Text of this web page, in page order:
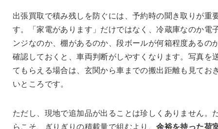
出張買取で積み残しを防ぐには、予約時の聞き取りが重
す。「家電があります」だけではなく、冷蔵庫なのか電
ンジなのか、棚があるのか、段ボールが何箱程度あるの
確認しておくと、車両判断がしやすくなります。写真を
てもらえる場合は、玄関から車までの搬出距離も見てお
いところです。
ただし、現地で追加品が出ることは珍しくありません。
らこそ、ぎりぎりの積載量で組むより、余裕を持った荷